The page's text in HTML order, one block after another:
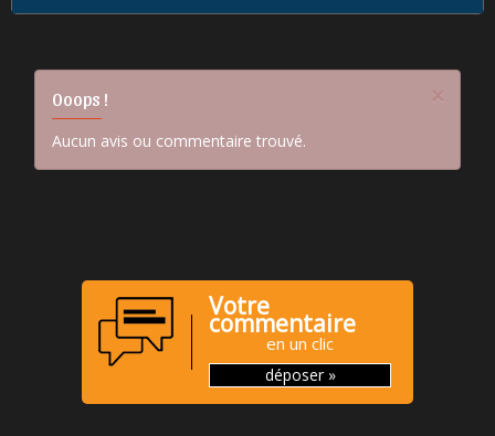
×
Ooops !
Aucun avis ou commentaire trouvé.
Votre
commentaire
en un clic
déposer »